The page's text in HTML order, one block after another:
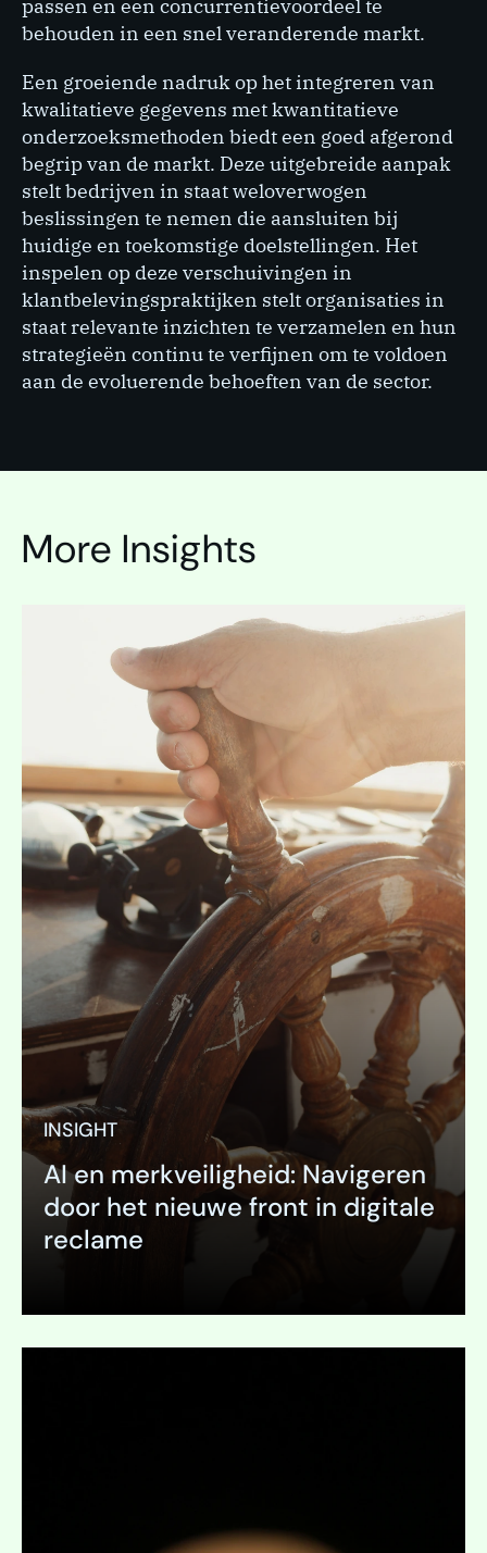
passen en een concurrentievoordeel te
behouden in een snel veranderende markt.
Een groeiende nadruk op het integreren van
kwalitatieve gegevens met kwantitatieve
onderzoeks­methoden biedt een goed afgerond
begrip van de markt. Deze uitgebreide aanpak
stelt bedrijven in staat weloverwogen
beslissingen te nemen die aansluiten bij
huidige en toekomstige doelstellingen. Het
inspelen op deze verschuivingen in
klantbelevingspraktijken stelt organisaties in
staat relevante inzichten te verzamelen en hun
strategieën continu te verfijnen om te voldoen
aan de evoluerende behoeften van de sector.
More Insights
INSIGHT
AI en merkveiligheid: Navigeren
door het nieuwe front in digitale
reclame